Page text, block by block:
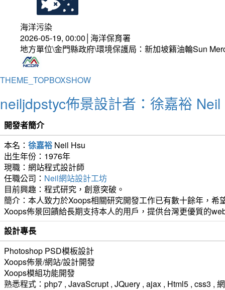
海洋污染
2026-05-19, 00:00│海洋保育署
地方單位\金門縣政府\環境保護局：新加坡籍油輪Sun
THEME_TOPBOXSHOW
neiljdpstyc佈景設計者：徐嘉裕
開發者簡介
本名： 徐嘉裕 Neil Hsu
出生年份：1976年
現職：網站程式設計師
任職公司： Neil網站設計工坊
目前興趣：程式研究，創意突破。
簡介：本人致力於Xoops相關研究開發工作已有數十餘年，
Xoops佈景回饋給長期支持本人的用戶，提供台灣更優質的
設計專長
Photoshop PSD模板設計
Xoops佈景/網站/設計開發
Xoops模組功能開發
熟悉程式：php7 , JavaScrupt , JQuery , ajax , Html5 , css3 ,